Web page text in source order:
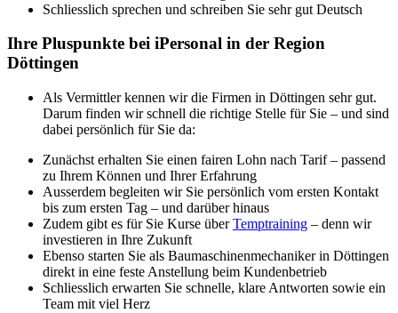
Schliesslich sprechen und schreiben Sie sehr gut Deutsch
Ihre Pluspunkte bei iPersonal in der Region
Döttingen
Als Vermittler kennen wir die Firmen in Döttingen sehr gut.
Darum finden wir schnell die richtige Stelle für Sie – und sind
dabei persönlich für Sie da:
Zunächst erhalten Sie einen fairen Lohn nach Tarif – passend
zu Ihrem Können und Ihrer Erfahrung
Ausserdem begleiten wir Sie persönlich vom ersten Kontakt
bis zum ersten Tag – und darüber hinaus
Zudem gibt es für Sie Kurse überTemptraining – denn wir
investieren in Ihre Zukunft
Ebenso starten Sie als Baumaschinenmechaniker in Döttingen
direkt in eine feste Anstellung beim Kundenbetrieb
Schliesslich erwarten Sie schnelle, klare Antworten sowie ein
Team mit viel Herz